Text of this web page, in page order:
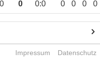
0 0 0:0 0 0 0 0
Impressum Datenschutz